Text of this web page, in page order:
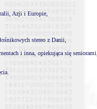
Azji i Europie,
stereo z Danii,
i inna, opiekująca się